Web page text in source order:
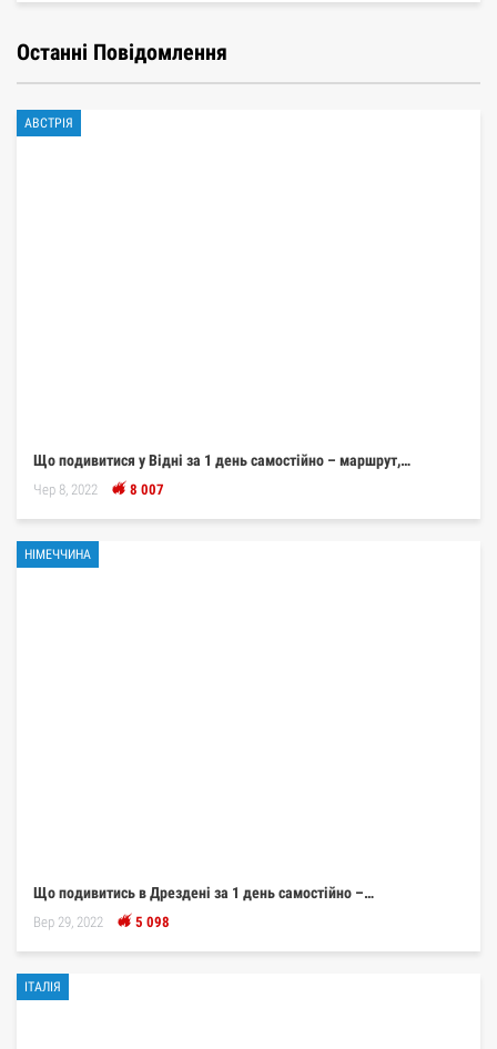
Останні Повідомлення
АВСТРІЯ
Що подивитися у Відні за 1 день самостійно – маршрут,…
Чер 8, 2022 8 007
НІМЕЧЧИНА
Що подивитись в Дрездені за 1 день самостійно –…
Вер 29, 2022 5 098
ІТАЛІЯ